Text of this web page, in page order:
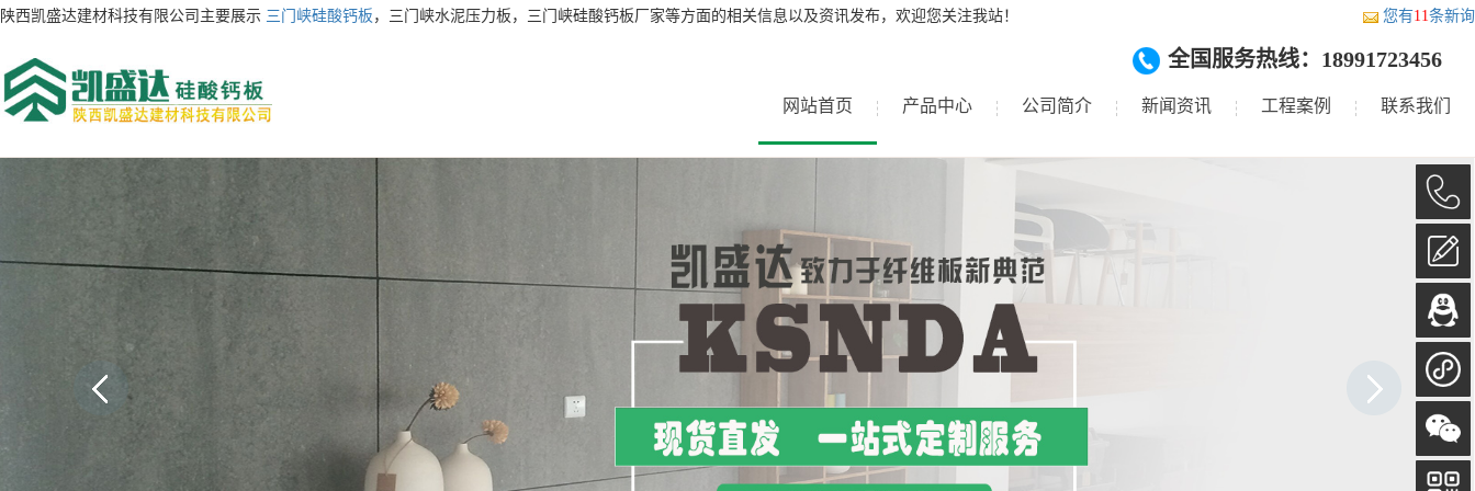
陕西凯盛达建材科技有限公司主要展示 三门峡硅酸钙板 ，三门峡水泥压力板，三门峡硅酸钙板厂家等方面的相关信息以及资讯发布，欢迎您关注我站！ 您有11条新
网站首页 产品中心 公司简介 新闻资讯 工程案例 联系我们
全国服务热线：18991723456